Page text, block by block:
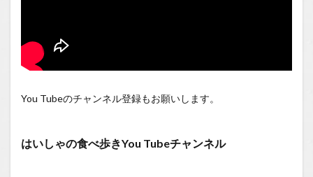
You Tubeのチャンネル登録もお願いします。
はいしゃの食べ歩きYou Tubeチャンネル